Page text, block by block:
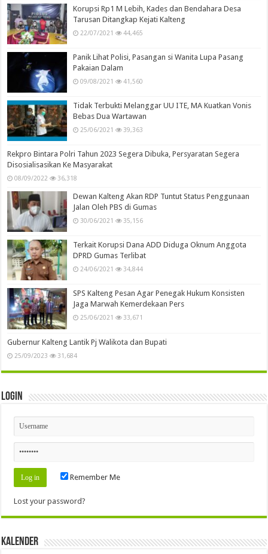
Korupsi Rp1 M Lebih, Kades dan Bendahara Desa
Tarusan Ditangkap Kejati Kalteng
22/07/2021 44,465
Panik Lihat Polisi, Pasangan si Wanita Lupa Pasang
Pakaian Dalam
09/08/2021 41,560
Tidak Terbukti Melanggar UU ITE, MA Kuatkan Vonis
Bebas Dua Wartawan
25/06/2021 39,363
Rekpro Bintara Polri Tahun 2023 Segera Dibuka, Persyaratan Segera
Disosialisasikan Ke Masyarakat
08/09/2022 36,318
Dewan Kalteng Akan RDP Tuntut Status Penggunaan
Jalan Oleh PBS di Gumas
30/06/2021 35,156
Terkait Korupsi Dana ADD Diduga Oknum Anggota
DPRD Gumas Terlibat
24/06/2021 34,844
SPS Kalteng Pesan Agar Penegak Hukum Konsisten
Jaga Marwah Kemerdekaan Pers
25/06/2021 33,671
Gubernur Kalteng Lantik Pj Walikota dan Bupati
25/09/2023 31,684
Login
Remember Me
Lost your password?
Kalender